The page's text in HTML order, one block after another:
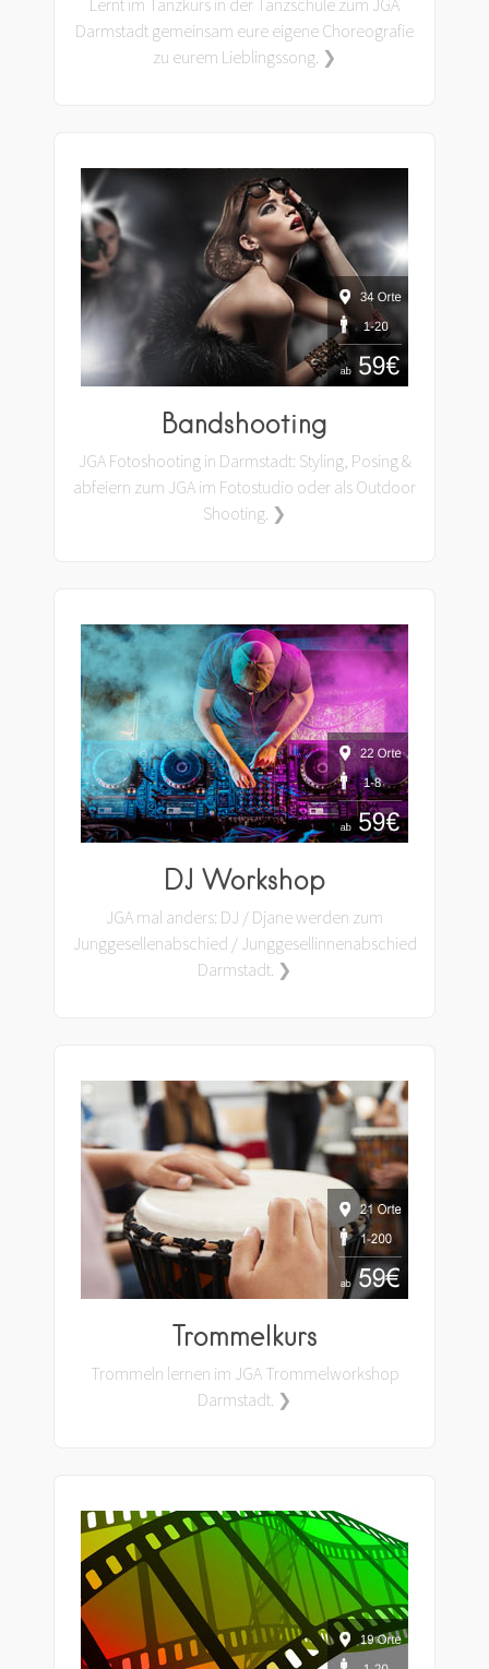
Lernt im Tanzkurs in der Tanzschule zum JGA
Darmstadt gemeinsam eure eigene Choreografie
zu eurem Lieblingssong. ❯
Bandshooting
JGA Fotoshooting in Darmstadt: Styling, Posing &
abfeiern zum JGA im Fotostudio oder als Outdoor
Shooting. ❯
DJ Workshop
JGA mal anders: DJ / Djane werden zum
Junggesellenabschied / Junggesellinnenabschied
Darmstadt. ❯
Trommelkurs
Trommeln lernen im JGA Trommelworkshop
Darmstadt. ❯